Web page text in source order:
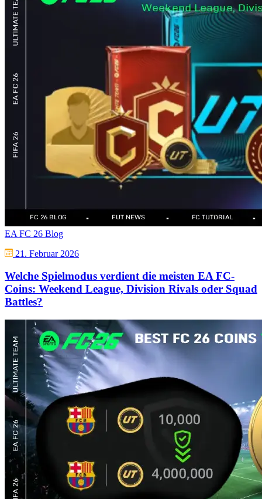
EA FC 26 Blog
21. Februar 2026
Welche Spielmodus verdient die meisten EA FC-
Coins: Weekend League, Division Rivals oder Squad
Battles?